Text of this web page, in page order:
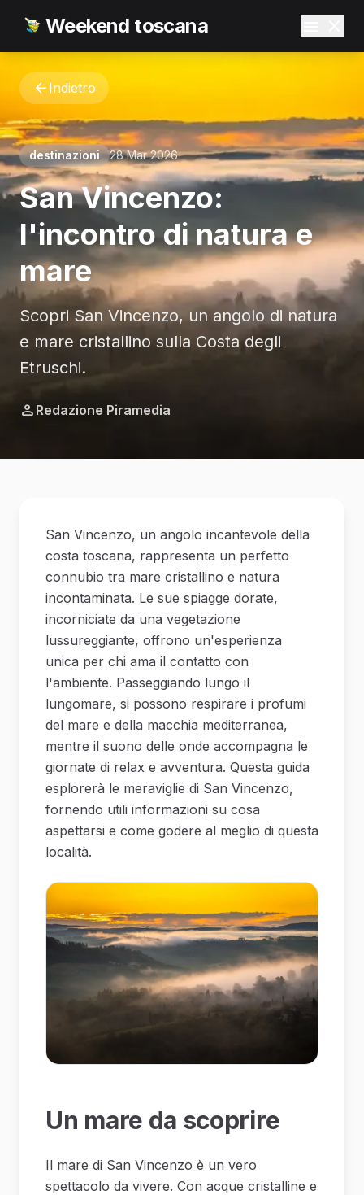
Weekend toscana
Indietro
destinazioni 28 Mar 2026
San Vincenzo:
l'incontro di natura e
mare
Scopri San Vincenzo, un angolo di natura
e mare cristallino sulla Costa degli
Etruschi.
Redazione Piramedia
San Vincenzo, un angolo incantevole della
costa toscana, rappresenta un perfetto
connubio tra mare cristallino e natura
incontaminata. Le sue spiagge dorate,
incorniciate da una vegetazione
lussureggiante, offrono un'esperienza
unica per chi ama il contatto con
l'ambiente. Passeggiando lungo il
lungomare, si possono respirare i profumi
del mare e della macchia mediterranea,
mentre il suono delle onde accompagna le
giornate di relax e avventura. Questa guida
esplorerà le meraviglie di San Vincenzo,
fornendo utili informazioni su cosa
aspettarsi e come godere al meglio di questa
località.
Un mare da scoprire
Il mare di San Vincenzo è un vero
spettacolo da vivere. Con acque cristalline e